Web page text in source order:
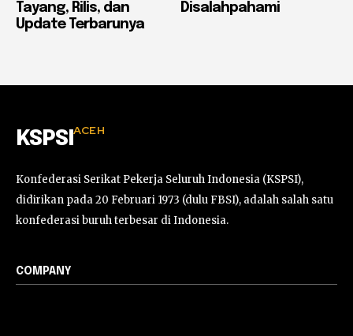
Tayang, Rilis, dan
Update Terbarunya
Disalahpahami
KSPSIACEH
Konfederasi Serikat Pekerja Seluruh Indonesia (KSPSI),
didirikan pada 20 Februari 1973 (dulu FBSI), adalah salah satu
konfederasi buruh terbesar di Indonesia.
COMPANY